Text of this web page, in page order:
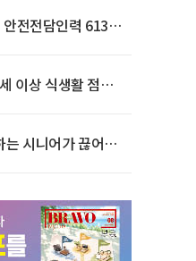
전전담인력 613명
이상 식생활 점수
시니어가 끊어야